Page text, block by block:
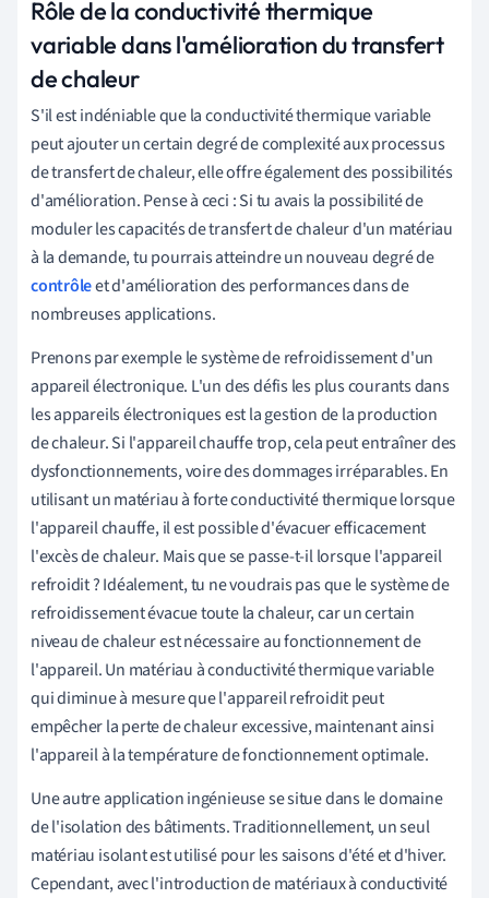
Rôle de la conductivité thermique
variable dans l'amélioration du transfert
de chaleur
S'il est indéniable que la conductivité thermique variable
peut ajouter un certain degré de complexité aux processus
de transfert de chaleur, elle offre également des possibilités
d'amélioration. Pense à ceci : Si tu avais la possibilité de
moduler les capacités de transfert de chaleur d'un matériau
à la demande, tu pourrais atteindre un nouveau degré de
contrôleet d'amélioration des performances dans de
nombreuses applications.
Prenons par exemple le système de refroidissement d'un
appareil électronique. L'un des défis les plus courants dans
les appareils électroniques est la gestion de la production
de chaleur. Si l'appareil chauffe trop, cela peut entraîner des
dysfonctionnements, voire des dommages irréparables. En
utilisant un matériau à forte conductivité thermique lorsque
l'appareil chauffe, il est possible d'évacuer efficacement
l'excès de chaleur. Mais que se passe-t-il lorsque l'appareil
refroidit ? Idéalement, tu ne voudrais pas que le système de
refroidissement évacue toute la chaleur, car un certain
niveau de chaleur est nécessaire au fonctionnement de
l'appareil. Un matériau à conductivité thermique variable
qui diminue à mesure que l'appareil refroidit peut
empêcher la perte de chaleur excessive, maintenant ainsi
l'appareil à la température de fonctionnement optimale.
Une autre application ingénieuse se situe dans le domaine
de l'isolation des bâtiments. Traditionnellement, un seul
matériau isolant est utilisé pour les saisons d'été et d'hiver.
Cependant, avec l'introduction de matériaux à conductivité